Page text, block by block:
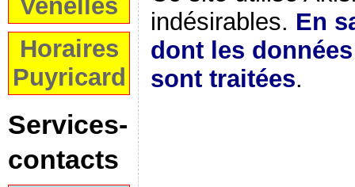
Venelles
Horaires
Puyricard
Services-
contacts
indésirables. En
dont les
sont traitées.